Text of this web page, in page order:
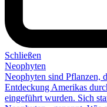
Schließen
Neophyten
Neophyten sind Pflanzen,
Entdeckung Amerikas
eingeführt wurden. Sich